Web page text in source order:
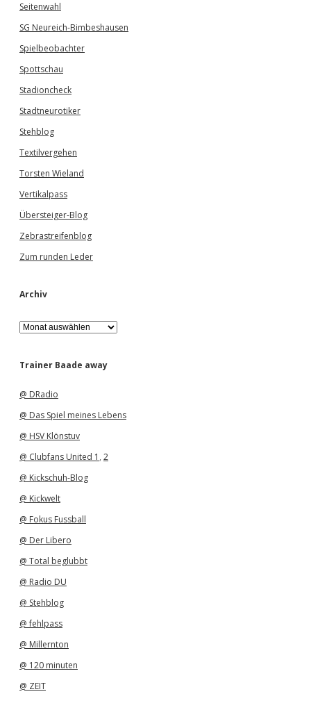
Seitenwahl
SG Neureich-Bimbeshausen
Spielbeobachter
Spottschau
Stadioncheck
Stadtneurotiker
Stehblog
Textilvergehen
Torsten Wieland
Vertikalpass
Übersteiger-Blog
Zebrastreifenblog
Zum runden Leder
Archiv
A
r
h
Trainer Baade away
@ DRadio
@ Das Spiel meines Lebens
@ HSV Klönstuv
@ Clubfans United 1 , 2
@ Kickschuh-Blog
@ Kickwelt
@ Fokus Fussball
@ Der Libero
@ Total beglubbt
@ Radio DU
@ Stehblog
@ fehlpass
@ Millernton
@ 120 minuten
@ ZEIT